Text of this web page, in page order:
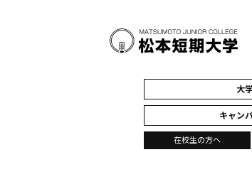
大
キャン
在校生の方へ